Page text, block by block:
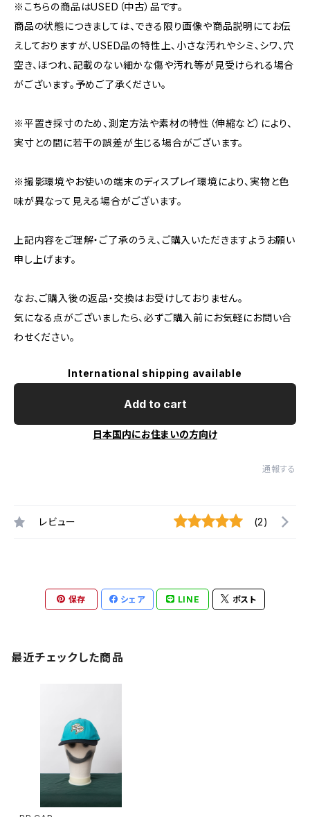
※こちらの商品はUSED（中古）品です。
商品の状態につきましては、できる限り画像や商品説明にてお伝
えしておりますが、USED品の特性上、小さな汚れやシミ、シワ、穴
空き、ほつれ、記載のない細かな傷や汚れ等が見受けられる場合
がございます。予めご了承ください。
※平置き採寸のため、測定方法や素材の特性（伸縮など）により、
実寸との間に若干の誤差が生じる場合がございます。
※撮影環境やお使いの端末のディスプレイ環境により、実物と色
味が異なって見える場合がございます。
上記内容をご理解・ご了承のうえ、ご購入いただきますようお願い
申し上げます。
なお、ご購入後の返品・交換はお受けしておりません。
気になる点がございましたら、必ずご購入前にお気軽にお問い合
わせください。
International shipping available
Add to cart
日本国内にお住まいの方向け
通報する
レビュー (2)
保存 シェア LINE ポスト
最近チェックした商品